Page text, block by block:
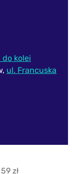
do kolei
ul. Francuska
Pierwotna
59 złAktualna